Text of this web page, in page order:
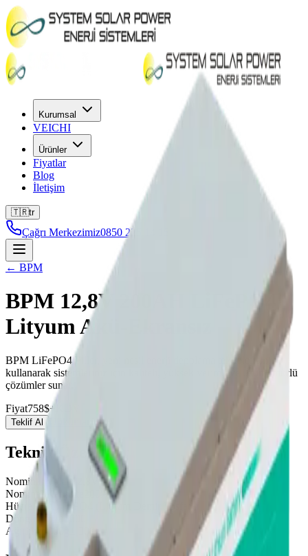
Kurumsal
VEICHI
Ürünler
Fiyatlar
Blog
İletişim
🇹🇷tr
Çağrı Merkezimiz0850 225 14 15
← BPM
BPM 12,8V 200AH LiFePO4
Lityum Akü-Ekransız
BPM LiFePO4 Piller, yeni nesil enerji depolama teknolojisini
kullanarak sistemleriniz için kaliteli, yüksek verimli ve uzun ömürlü
çözümler sunar.
Fiyat758$+KDV
Teklif Al Dökümanlar
Teknik Özellikler
Nominal Voltaj
Nominal Kapasite
200Ah
Hücre Tipi
LiFePO4 (Lityum Demir Fosfat)
Döngü Ömrü
Ağırlık 20000g± 300g